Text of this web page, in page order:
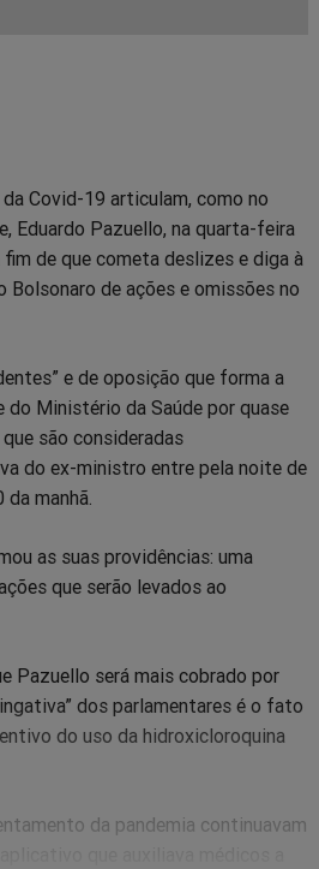
Covid-19 articulam, como no
Eduardo Pazuello, na quarta-feira
de que cometa deslizes e diga à
Bolsonaro de ações e omissões no
e de oposição que forma a
do Ministério da Saúde por quase
são consideradas
do ex-ministro entre pela noite de
manhã.
as suas providências: uma
que serão levados ao
Pazuello será mais cobrado por
dos parlamentares é o fato
do uso da hidroxicloroquina
da pandemia continuavam